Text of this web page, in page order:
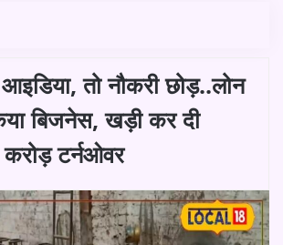
आइडिया, तो नौकरी छोड़..लोन
बिजनेस, खड़ी कर दी
टर्नओवर